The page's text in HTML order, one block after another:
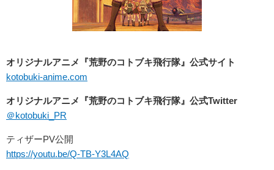
オリジナルアニメ『荒野のコトブキ飛行隊』公式サイト
kotobuki-anime.com
オリジナルアニメ『荒野のコトブキ飛行隊』公式Twitter
＠kotobuki_PR
ティザーPV公開
https://youtu.be/Q-TB-Y3L4AQ